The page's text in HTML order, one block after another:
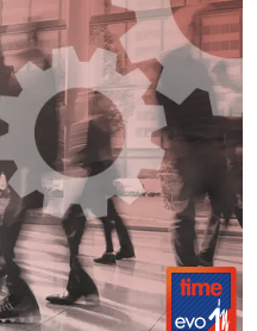
hat.
Book-in kann man auch den